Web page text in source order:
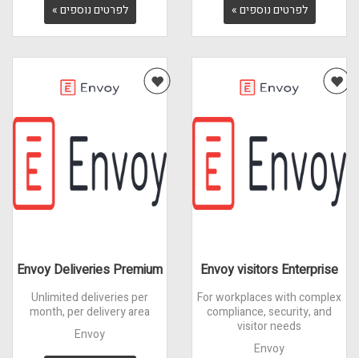
לפרטים נוספים » לפרטים נוספים »
Envoy visitors Enterprise
For workplaces with complex
compliance, security, and
visitor needs
Envoy
Envoy Deliveries Premium
Unlimited deliveries per
month, per delivery area
Envoy